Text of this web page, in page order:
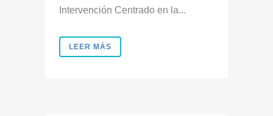
Intervención Centrado en la...
LEER MÁS